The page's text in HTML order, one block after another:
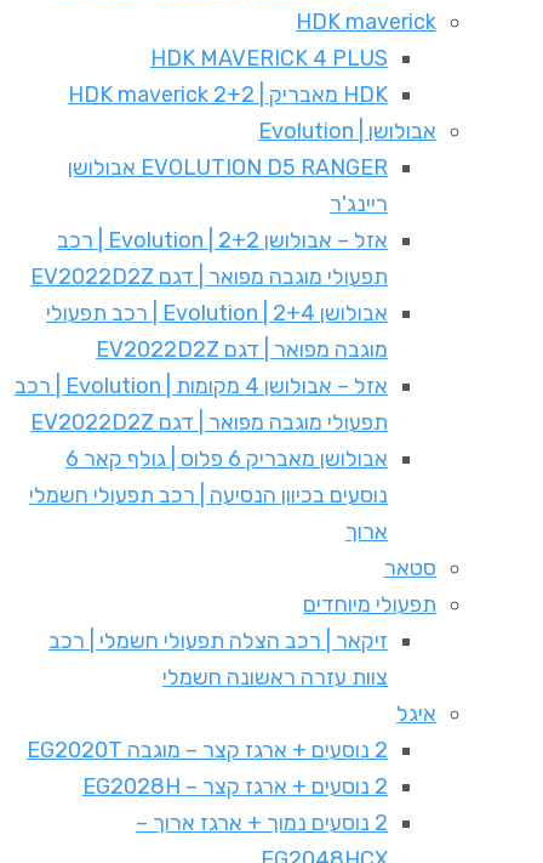
HDK maverick
HDK MAVERICK 4 PLUS
HDK מאבריק | HDK maverick 2+2
אבולושן | Evolution
EVOLUTION D5 RANGER אבולושן
ריינג'ר
אזל – אבולושן 2+2 | Evolution | רכב
תפעולי מוגבה מפואר | דגם EV2022D2Z
אבולושן 2+4 | Evolution | רכב תפעולי
מוגבה מפואר | דגם EV2022D2Z
אזל – אבולושן 4 מקומות | Evolution | רכב
תפעולי מוגבה מפואר | דגם EV2022D2Z
אבולושן מאבריק 6 פלוס | גולף קאר 6
נוסעים בכיוון הנסיעה | רכב תפעולי חשמלי
ארוך
סטאר
תפעולי מיוחדים
זיקאר | רכב הצלה תפעולי חשמלי | רכב
צוות עזרה ראשונה חשמלי
איגל
2 נוסעים + ארגז קצר – מוגבה EG2020T
2 נוסעים + ארגז קצר – EG2028H
2 נוסעים נמוך + ארגז ארוך –